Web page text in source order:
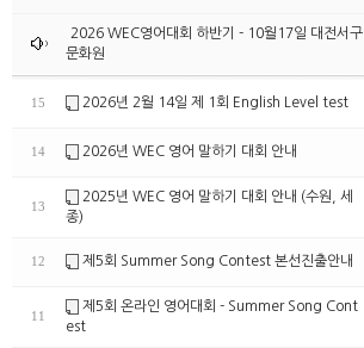
2026 WEC영어대회 하반기 - 10월17일 대전서구
문화원
15 2026년 2월 14일 제 1회 English Level test
14 2026년 WEC 영어 말하기 대회 안내
13
2025년 WEC 영어 말하기 대회 안내 (수원, 세
종)
12 제5회 Summer Song Contest 본선진출안내
11
제5회 온라인 영어대회 - Summer Song Cont
est